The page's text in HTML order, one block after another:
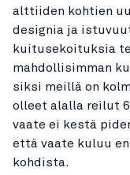
alttiiden kohtien
designia ja
kuitusekoituksia
mahdollisimman
siksi meillä on
olleet alalla reilut
vaate ei kestä
että vaate kuluu
kohdista.